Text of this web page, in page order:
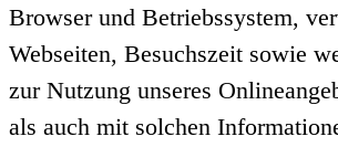
Browser und Betriebssystem,
Webseiten, Besuchszeit sowie
zur Nutzung unseres
als auch mit solchen